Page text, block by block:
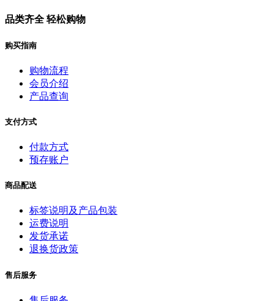
品类齐全 轻松购物
购买指南
购物流程
会员介绍
产品查询
支付方式
付款方式
预存账户
商品配送
标签说明及产品包装
运费说明
发货承诺
退换货政策
售后服务